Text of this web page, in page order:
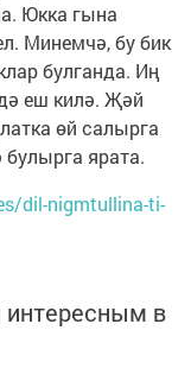
Юкка гына
Минемчә, бу бик
булганда. Иң
еш килә. Җәй
өй салырга
ярата.
dil-nigmtullina-ti-
в